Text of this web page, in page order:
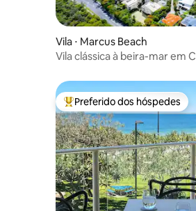
Vila ⋅ Marcus Beach
Vila clássica à beira-mar em
Entre os melhores preferidos
Preferido dos hóspedes